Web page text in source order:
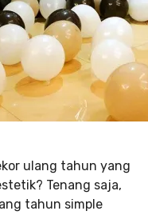
ulang tahun yang
Tenang saja,
tahun simple